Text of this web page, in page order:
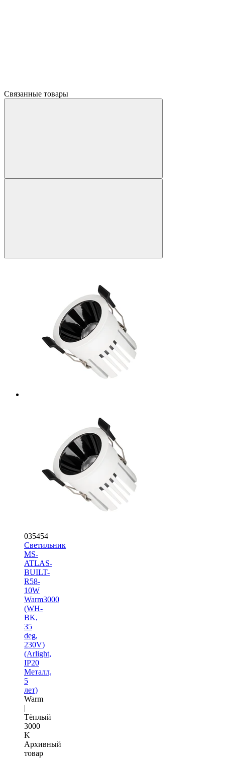
Связанные товары
035454
Светильник
MS-
ATLAS-
BUILT-
R58-
10W
Warm3000
(WH-
BK,
35
deg,
230V)
(Arlight,
IP20
Металл,
5
лет)
Warm
|
Тёплый
3000
K
Архивный
товар